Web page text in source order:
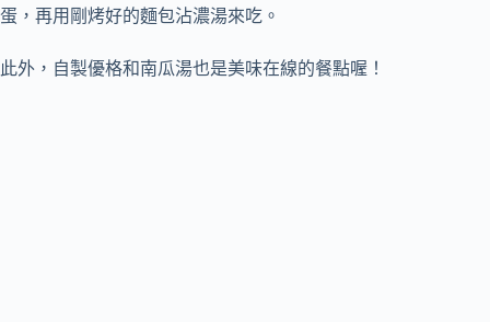
蛋，再用剛烤好的麵包沾濃湯來吃。
此外，自製優格和南瓜湯也是美味在線的餐點喔！